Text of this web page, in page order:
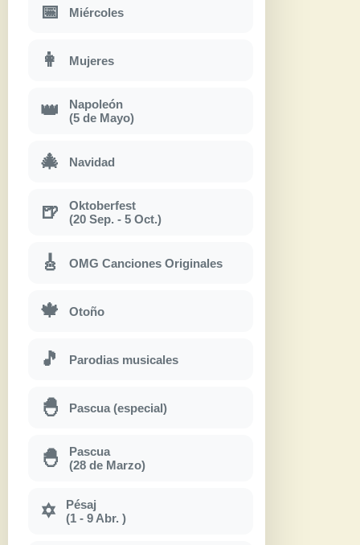
📅 Miércoles
👩 Mujeres
👑
Napoleón
(5 de Mayo)
🎄 Navidad
🍺
Oktoberfest
(20 Sep. - 5 Oct.)
🎸 OMG Canciones Originales
🍁 Otoño
🎵 Parodias musicales
🐣 Pascua (especial)
🐣
Pascua
(28 de Marzo)
✡
Pésaj
(1 - 9 Abr. )